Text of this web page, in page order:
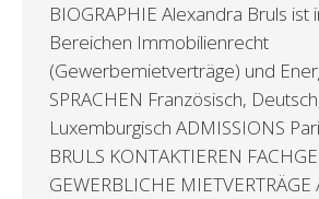
BIOGRAPHIE Alexandra Bruls ist
Bereichen Immobilienrecht
(Gewerbemietverträge) und
SPRACHEN Französisch,
Luxemburgisch ADMISSIONS
BRULS KONTAKTIEREN
GEWERBLICHE